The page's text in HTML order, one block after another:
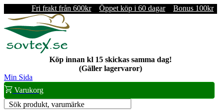
Fri frakt från 600kr Öppet köp i 60 dagar Bonus 100kr
Köp innan kl 15 skickas samma dag!
(Gäller lagervaror)
Min Sida
Varukorg
Sök produkt, varumärke